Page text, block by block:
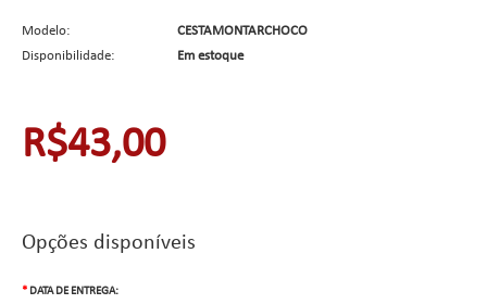
Modelo:
CESTAMONTARCHOCO
Disponibilidade:
Em estoque
R$43,00
Opções disponíveis
DATA DE ENTREGA: